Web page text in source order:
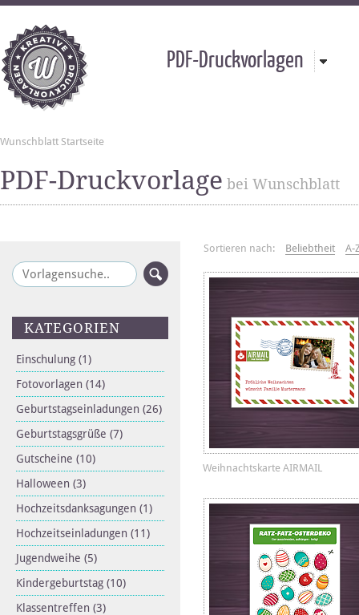
PDF-Druckvorlagen
Wunschblatt Startseite
PDF-Druckvorlage bei Wunschblatt
KATEGORIEN
Einschulung (1)
Fotovorlagen (14)
Geburtstagseinladungen (26)
Geburtstagsgrüße (7)
Gutscheine (10)
Halloween (3)
Hochzeitsdanksagungen (1)
Hochzeitseinladungen (11)
Jugendweihe (5)
Kindergeburtstag (10)
Klassentreffen (3)
Sortieren nach: Beliebtheit A-
Weihnachtskarte AIRMAIL